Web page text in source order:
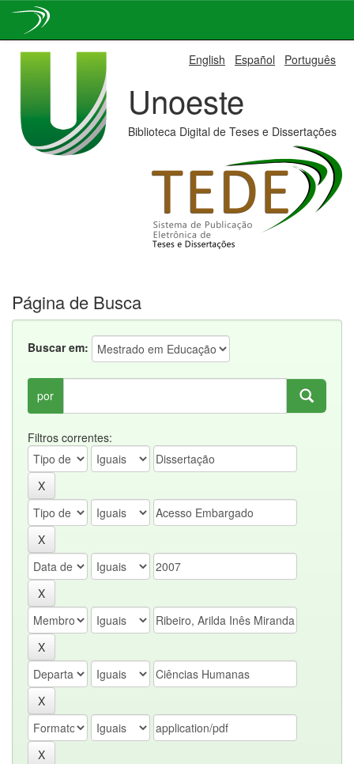
English Español Português
Unoeste
Biblioteca Digital de Teses e Dissertações
Página de Busca
Buscar em:
por
Filtros correntes: